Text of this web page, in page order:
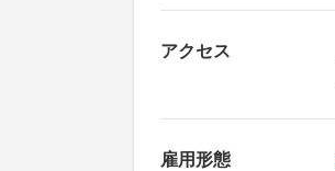
アクセス
雇用形態